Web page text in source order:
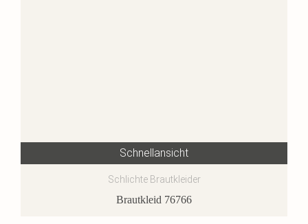
Schnellansicht
Schlichte Brautkleider
Brautkleid 76766